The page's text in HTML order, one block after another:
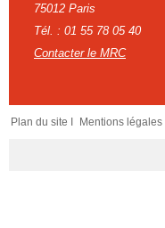
75012 Paris
Tél. : 01 55 78 05 40
Contacter le MRC
Plan du site I Mentions légales I